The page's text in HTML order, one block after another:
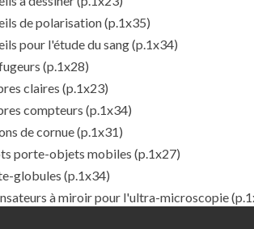
de polarisation(p.1x35)
pour l'étude du sang(p.1x34)
(p.1x28)
claires (p.1x23)
compteurs (p.1x34)
de cornue(p.1x31)
porte-objets mobiles (p.1x27)
globules (p.1x34)
à miroir pour l'ultra-microscopie